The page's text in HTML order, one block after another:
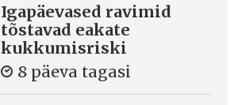
Igapäevased ravimid
tõstavad eakate
kukkumisriski
8 päeva tagasi